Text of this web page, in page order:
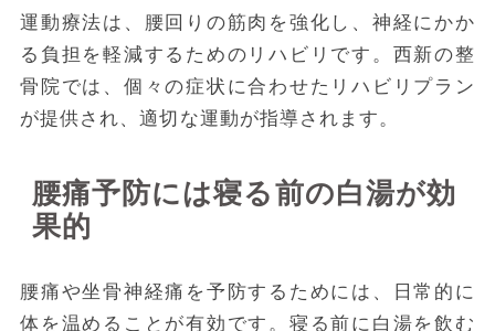
運動療法は、腰回りの筋肉を強化し、神経にかか
る負担を軽減するためのリハビリです。西新の整
骨院では、個々の症状に合わせたリハビリプラン
が提供され、適切な運動が指導されます。
腰痛予防には寝る前の白湯が効
果的
腰痛や坐骨神経痛を予防するためには、日常的に
体を温めることが有効です。寝る前に白湯を飲む